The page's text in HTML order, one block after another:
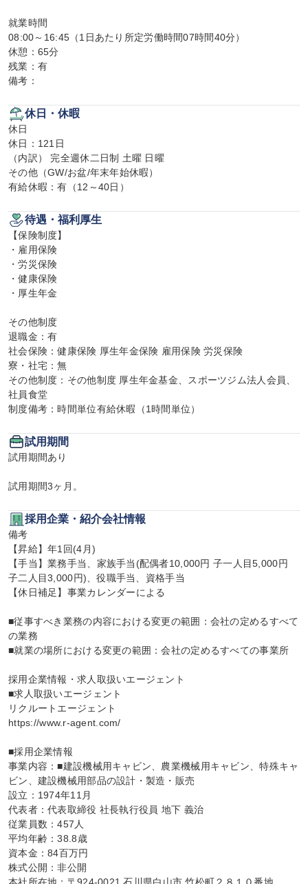
就業時間
08:00～16:45（1日あたり所定労働時間07時間40分）
休憩：65分
残業：有
備考：
休日・休暇
休日
休日：121日
（内訳） 完全週休二日制 土曜 日曜
その他（GW/お盆/年末年始休暇）
有給休暇：有（12～40日）
待遇・福利厚生
【保険制度】
・雇用保険
・労災保険
・健康保険
・厚生年金
その他制度
退職金：有
社会保険：健康保険 厚生年金保険 雇用保険 労災保険
寮・社宅：無
その他制度：その他制度 厚生年金基金、スポーツジム法人会員、
社員食堂
制度備考：時間単位有給休暇（1時間単位）
試用期間
試用期間あり
試用期間3ヶ月。
採用企業・紹介会社情報
備考
【昇給】年1回(4月)
【手当】業務手当、家族手当(配偶者10,000円 子一人目5,000円
子二人目3,000円)、役職手当、資格手当
【休日補足】事業カレンダーによる
■従事すべき業務の内容における変更の範囲：会社の定めるすべて
の業務
■就業の場所における変更の範囲：会社の定めるすべての事業所
採用企業情報・求人取扱いエージェント
■求人取扱いエージェント
リクルートエージェント
https://www.r-agent.com/
■採用企業情報
事業内容：■建設機械用キャビン、農業機械用キャビン、特殊キャ
ビン、建設機械用部品の設計・製造・販売
設立：1974年11月
代表者：代表取締役 社長執行役員 地下 義治
従業員数：457人
平均年齢：38.8歳
資本金：84百万円
株式公開：非公開